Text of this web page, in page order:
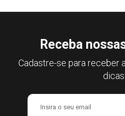
Receba
Cadastre-se para receber
dicas.